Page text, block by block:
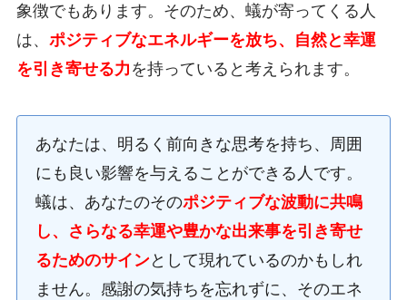
象徴でもあります。そのため、蟻が寄ってくる人
は、 ポジティブなエネルギーを放ち、自然と幸運
を引き寄せる力 を持っていると考えられます。
あなたは、明るく前向きな思考を持ち、周囲
にも良い影響を与えることができる人です。
蟻は、あなたのそのポジティブな波動に共鳴
し、さらなる幸運や豊かな出来事を引き寄せ
るためのサインとして現れているのかもしれ
ません。感謝の気持ちを忘れずに、そのエネ